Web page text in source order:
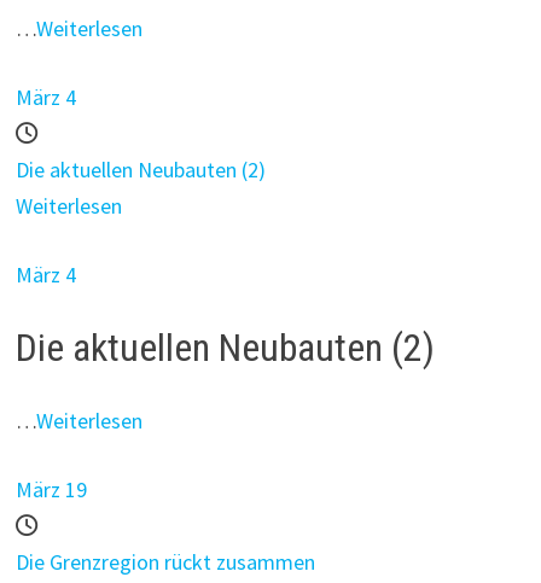
…Weiterlesen
März 4
Die aktuellen Neubauten (2)
Weiterlesen
März 4
Die aktuellen Neubauten (2)
…Weiterlesen
März 19
Die Grenzregion rückt zusammen